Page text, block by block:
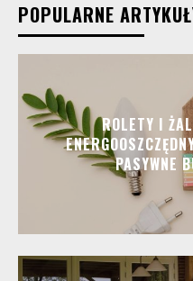
POPULARNE
ROLETY I
PASYWNE